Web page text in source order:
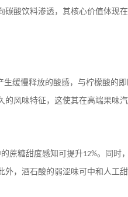
酸饮料渗透，其核心价值体现
缓慢释放的酸感，与柠檬酸的即
风味特征，这使其在高端果味
蔗糖甜度感知可提升12%。同时
，酒石酸的弱涩味可中和人工